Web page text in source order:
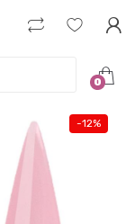
0
-12%